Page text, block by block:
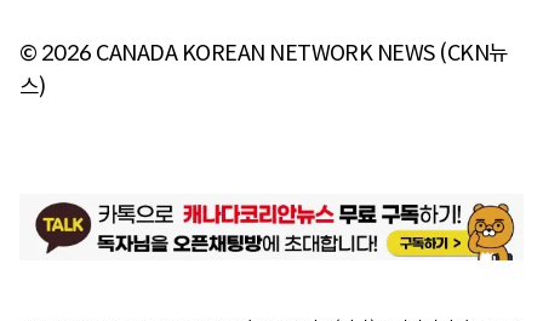
© 2026 CANADA KOREAN NETWORK NEWS (CKN뉴
스)